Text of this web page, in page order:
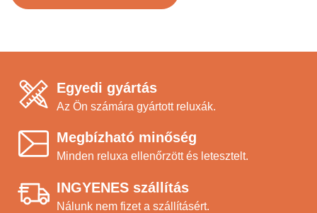
Egyedi gyártás
Az Ön számára gyártott reluxák.
Megbízható minőség
Minden reluxa ellenőrzött és letesztelt.
INGYENES szállítás
Nálunk nem fizet a szállításért.